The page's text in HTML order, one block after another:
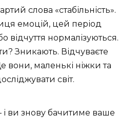
слова «стабільність».
емоцій, цей період
відчуття нормалізуються.
Зникають. Відчуваєте
вони, маленькі ніжки та
світ.
ви знову бачитиме ваше